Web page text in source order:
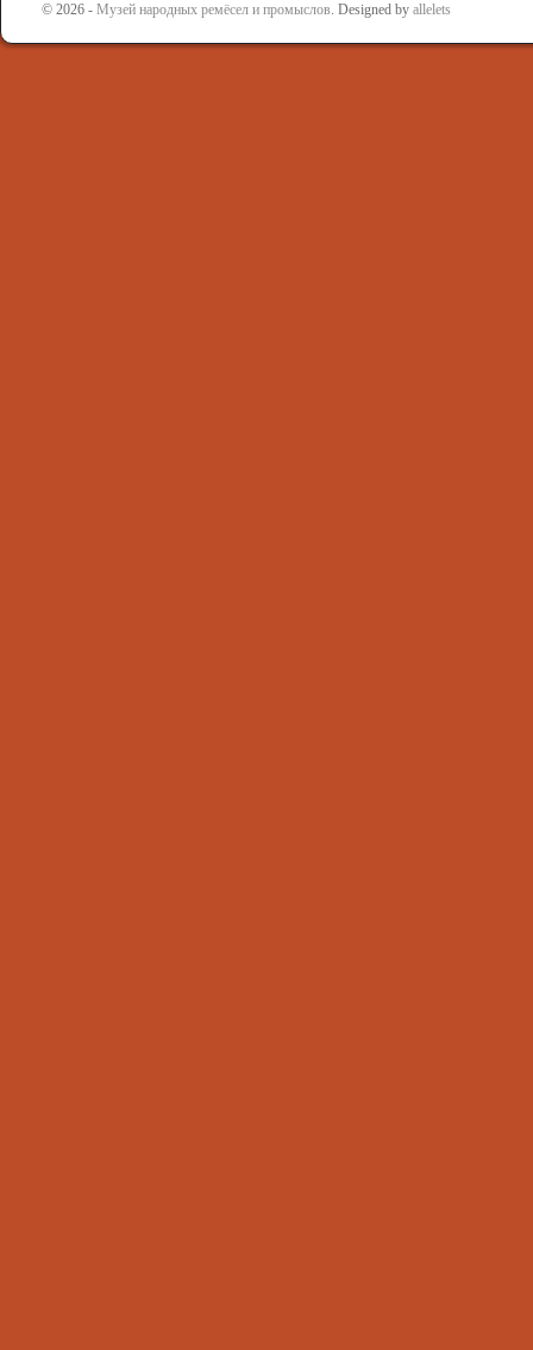
© 2026 - Музей народных ремёсел и промыслов. Designed by allelets